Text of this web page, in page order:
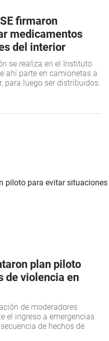
firmaron
medicamentos
del interior
se realiza en el Instituto
ahí parte en camionetas a
para luego ser distribuidos.
plan piloto
de violencia en
de moderadores
el ingreso a emergencias
de hechos de